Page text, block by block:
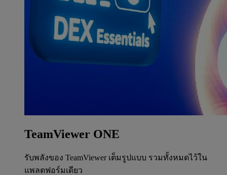
TeamViewer ONE
รับพลังของ TeamViewer เต็มรูปแบบ รวมทั้งหมดไว้ใน
แพลตฟอร์มเดียว